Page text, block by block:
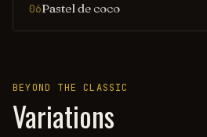
06Pastel de coco
BEYOND THE CLASSIC
Variations